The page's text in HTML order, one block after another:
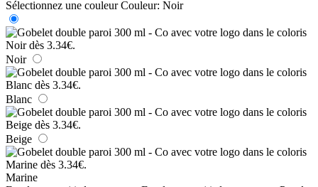
Sélectionnez une couleur Couleur: Noir
Noir
Blanc
Beige
Marine